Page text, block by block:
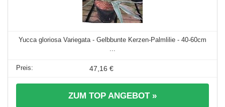
Yucca gloriosa Variegata - Gelbbunte Kerzen-Palmlilie - 40-60cm
47,16 €
ZUM TOP ANGEBOT »